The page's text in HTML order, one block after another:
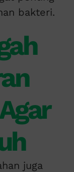
bakteri.
juga